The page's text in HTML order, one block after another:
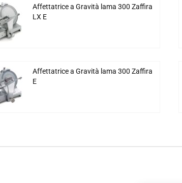
Affettatrice a Gravità lama 300 Zaffira
LX E
Affettatrice a Gravità lama 300 Zaffira
E